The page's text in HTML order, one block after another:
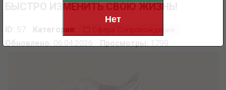
БЫСТРО ИЗМЕНИТЬ СВОЮ ЖИЗНЬ!
ID: 57 Категория: Сфера Сопровождения
Обновлено: 06.04.2026 Просмотры: 1799
Нет